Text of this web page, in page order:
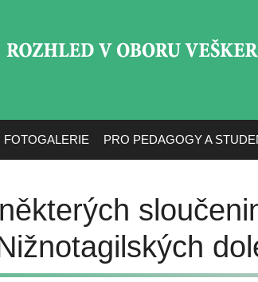
FOTOGALERIE PRO PEDAGOGY A